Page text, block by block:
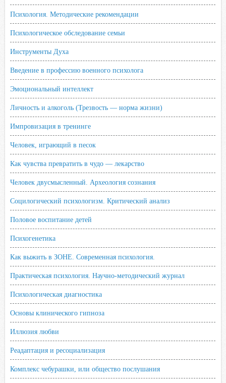
Психология. Методические рекомендации
Психологическое обследование семьи
Инструменты Духа
Введение в профессию военного психолога
Эмоциональный интеллект
Личность и алкоголь (Трезвость — норма жизни)
Импровизация в тренинге
Человек, играющий в песок
Как чувства превратить в чудо — лекарство
Человек двусмысленный. Археология сознания
Социлогический психологизм. Критический анализ
Половое воспитание детей
Психогенетика
Как выжить в ЗОНЕ. Современная психология.
Практическая психология. Научно-методический журнал
Психологическая диагностика
Основы клинического гипноза
Иллюзия любви
Реадаптация и ресоциализация
Комплекс чебурашки, или общество послушания